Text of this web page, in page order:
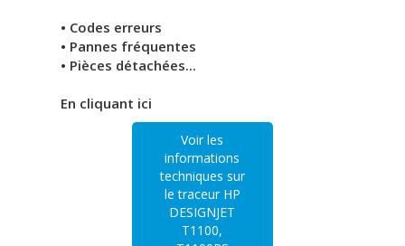
• Codes erreurs
• Pannes fréquentes
• Pièces détachées...
En cliquant ici
Voir les
informations
techniques sur
le traceur HP
DESIGNJET
T1100,